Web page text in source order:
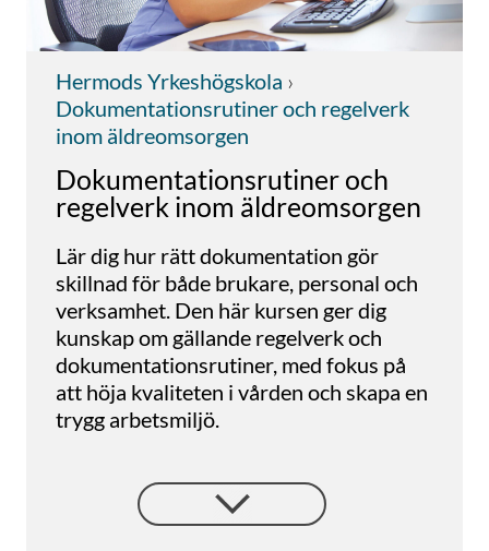
Hermods Yrkeshögskola ›
Dokumentationsrutiner och regelverk
inom äldreomsorgen
Dokumentationsrutiner och
regelverk inom äldreomsorgen
Lär dig hur rätt dokumentation gör
skillnad för både brukare, personal och
verksamhet. Den här kursen ger dig
kunskap om gällande regelverk och
dokumentationsrutiner, med fokus på
att höja kvaliteten i vården och skapa en
trygg arbetsmiljö.
Trots att dokumentationskrav är tydliga
visar granskningar att stora brister finns